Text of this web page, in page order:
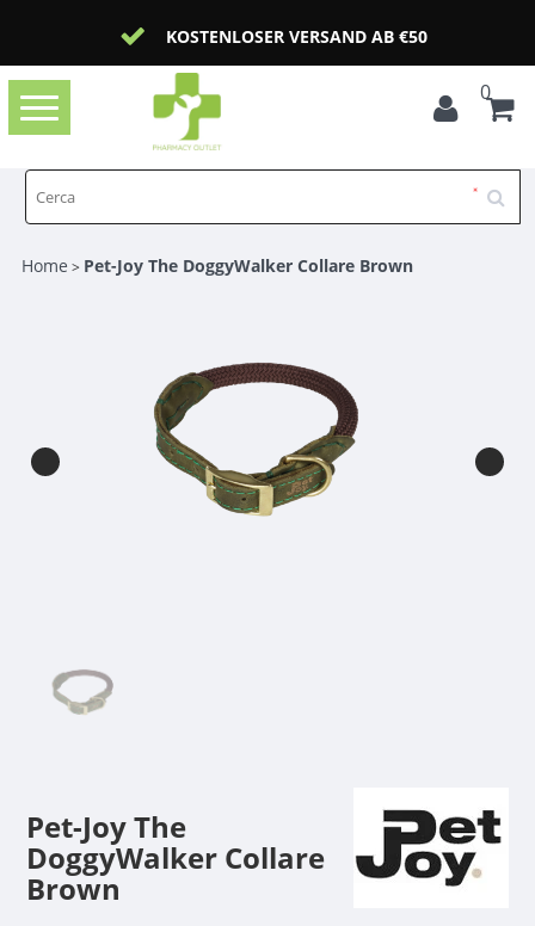
KOSTENLOSER VERSAND AB €50
Toggle
navigation
0
Home > Pet-Joy The DoggyWalker Collare Brown
Pet-Joy The
DoggyWalker Collare
Brown